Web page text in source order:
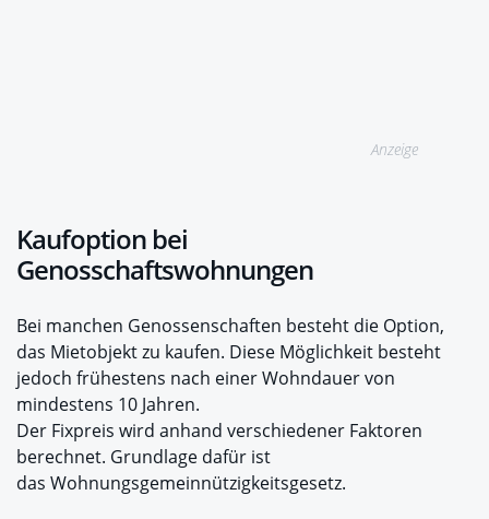
Anzeige
Kaufoption bei
Genosschaftswohnungen
Bei manchen Genossenschaften besteht die Option,
das Mietobjekt zu kaufen. Diese Möglichkeit besteht
jedoch frühestens nach einer Wohndauer von
mindestens 10 Jahren.
Der Fixpreis wird anhand verschiedener Faktoren
berechnet. Grundlage dafür ist
das Wohnungsgemeinnützigkeitsgesetz.